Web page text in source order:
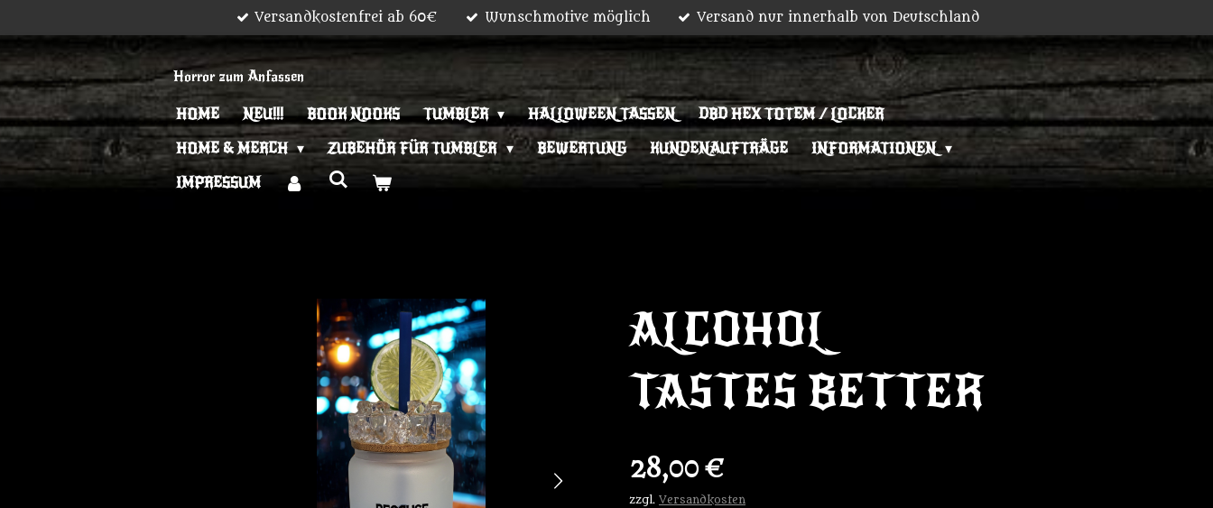
springen
Versandkostenfrei ab 60€ Wunschmotive möglich Versand nur innerhalb von Deutschland
Horror zum Anfassen
HOME NEU!!! BOOK NOOKS TUMBLER HALLOWEEN TASSEN
DBD HEX TOTEM / LOCKER
HOME & MERCH
ZUBEHÖR FÜR TUMBLER BEWERTUNG KUNDENAUFTRÄGE
INFORMATIONEN
IMPRESSUM
ALCOHOL
TASTES BETTER
28,00 €
zzgl. Versandkosten